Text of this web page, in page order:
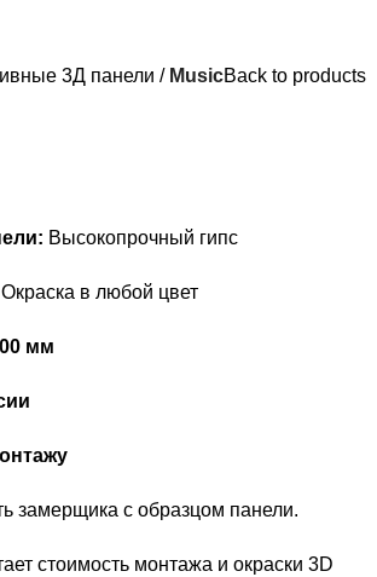
3Д панели MusicBack to products
Высокопрочный гипс
Окраска в любой цвет
мм
замерщика с образцом панели.
стоимость монтажа и окраски 3D